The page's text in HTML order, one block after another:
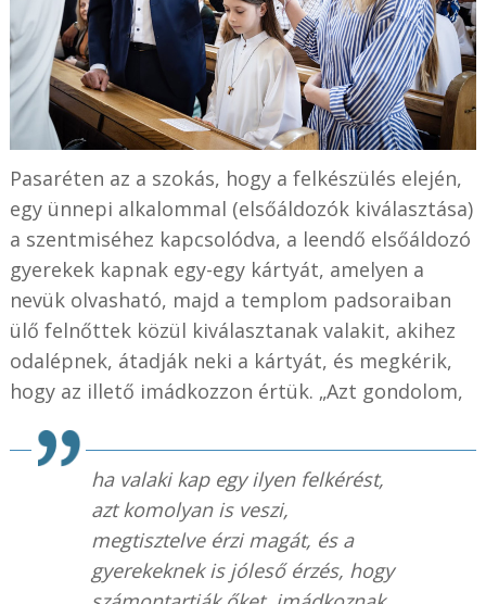
Pasaréten az a szokás, hogy a felkészülés elején,
egy ünnepi alkalommal (elsőáldozók kiválasztása)
a szentmiséhez kapcsolódva, a leendő elsőáldozó
gyerekek kapnak egy-egy kártyát, amelyen a
nevük olvasható, majd a templom padsoraiban
ülő felnőttek közül kiválasztanak valakit, akihez
odalépnek, átadják neki a kártyát, és megkérik,
hogy az illető imádkozzon értük. „Azt gondolom,
ha valaki kap egy ilyen felkérést,
azt komolyan is veszi,
megtisztelve érzi magát, és a
gyerekeknek is jóleső érzés, hogy